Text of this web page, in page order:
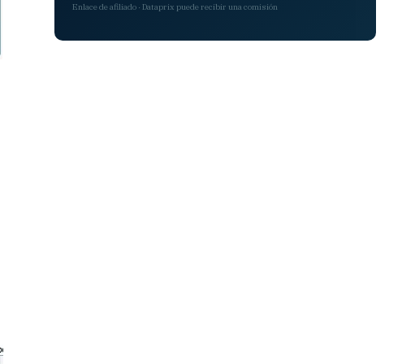
Enlace de afiliado · Dataprix puede recibir una comisión